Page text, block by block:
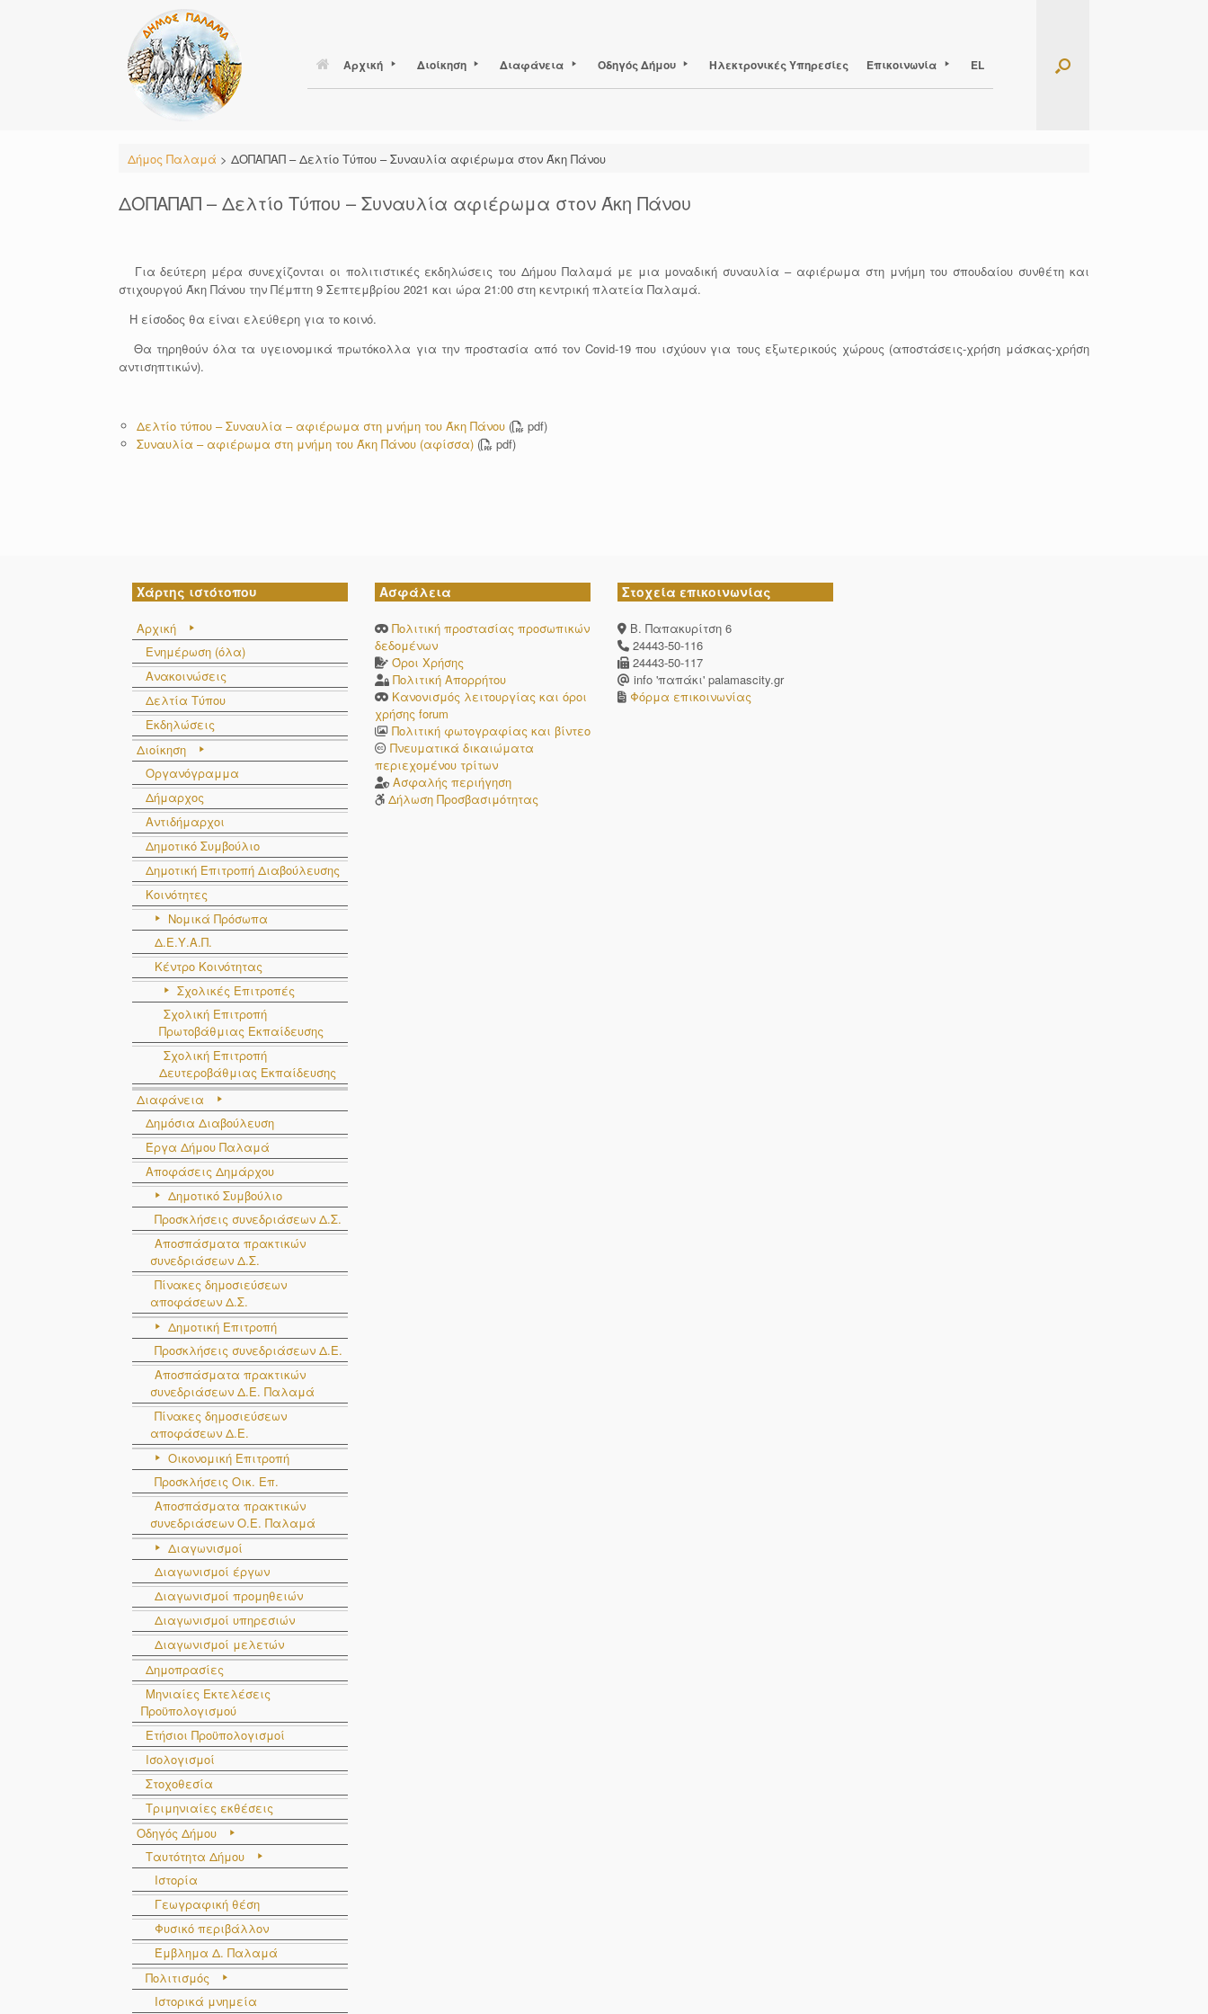
Αρχική Διοίκηση Διαφάνεια Οδηγός Δήμου Ηλεκτρονικές Υπηρεσίες Επικοινωνία EL
Δήμος Παλαμά > ΔΟΠΑΠΑΠ – Δελτίο Τύπου – Συναυλία αφιέρωμα στον Άκη Πάνου
ΔΟΠΑΠΑΠ – Δελτίο Τύπου – Συναυλία αφιέρωμα στον Άκη Πάνου
Για δεύτερη μέρα συνεχίζονται οι πολιτιστικές εκδηλώσεις του Δήμου Παλαμά με μια μοναδική συναυλία – αφιέρωμα στη μνήμη του σπουδαίου συνθέτη και
στιχουργού Άκη Πάνου την Πέμπτη 9 Σεπτεμβρίου 2021 και ώρα 21:00 στη κεντρική πλατεία Παλαμά.
Η είσοδος θα είναι ελεύθερη για το κοινό.
Θα τηρηθούν όλα τα υγειονομικά πρωτόκολλα για την προστασία από τον Covid-19 που ισχύουν για τους εξωτερικούς χώρους (αποστάσεις-χρήση μάσκας-χρήση
αντισηπτικών).
Δελτίο τύπου – Συναυλία – αφιέρωμα στη μνήμη του Άκη Πάνου(
pdf)
Συναυλία – αφιέρωμα στη μνήμη του Άκη Πάνου (αφίσσα)( pdf)
Χάρτης ιστότοπου
Αρχική
Ενημέρωση (όλα)
Ανακοινώσεις
Δελτία Τύπου
Εκδηλώσεις
Διοίκηση
Οργανόγραμμα
Δήμαρχος
Αντιδήμαρχοι
Δημοτικό Συμβούλιο
Δημοτική Επιτροπή Διαβούλευσης
Κοινότητες
Νομικά Πρόσωπα
Δ.Ε.Υ.Α.Π.
Κέντρο Κοινότητας
Σχολικές Επιτροπές
Σχολική Επιτροπή
Πρωτοβάθμιας Εκπαίδευσης
Σχολική Επιτροπή
Δευτεροβάθμιας Εκπαίδευσης
Διαφάνεια
Δημόσια Διαβούλευση
Έργα Δήμου Παλαμά
Αποφάσεις Δημάρχου
Δημοτικό Συμβούλιο
Προσκλήσεις συνεδριάσεων Δ.Σ.
Αποσπάσματα πρακτικών
συνεδριάσεων Δ.Σ.
Πίνακες δημοσιεύσεων
αποφάσεων Δ.Σ.
Δημοτική Επιτροπή
Προσκλήσεις συνεδριάσεων Δ.Ε.
Αποσπάσματα πρακτικών
συνεδριάσεων Δ.E. Παλαμά
Πίνακες δημοσιεύσεων
αποφάσεων Δ.Ε.
Οικονομική Επιτροπή
Προσκλήσεις Οικ. Επ.
Αποσπάσματα πρακτικών
συνεδριάσεων Ο.E. Παλαμά
Διαγωνισμοί
Διαγωνισμοί έργων
Διαγωνισμοί προμηθειών
Διαγωνισμοί υπηρεσιών
Διαγωνισμοί μελετών
Δημοπρασίες
Μηνιαίες Εκτελέσεις
Προϋπολογισμού
Ετήσιοι Προϋπολογισμοί
Ισολογισμοί
Στοχοθεσία
Τριμηνιαίες εκθέσεις
Οδηγός Δήμου
Ταυτότητα Δήμου
Ιστορία
Γεωγραφική θέση
Φυσικό περιβάλλον
Έμβλημα Δ. Παλαμά
Πολιτισμός
Ιστορικά μνημεία
Ασφάλεια
Πολιτική προστασίας προσωπικών
δεδομένων
Όροι Χρήσης
Πολιτική Απορρήτου
Κανονισμός λειτουργίας και όροι
χρήσης forum
Πολιτική φωτογραφίας και βίντεο
Πνευματικά δικαιώματα
περιεχομένου τρίτων
Ασφαλής περιήγηση
Δήλωση Προσβασιμότητας
Στοχεία επικοινωνίας
Β. Παπακυρίτση 6
24443-50-116
24443-50-117
info 'παπάκι' palamascity.gr
Φόρμα επικοινωνίας